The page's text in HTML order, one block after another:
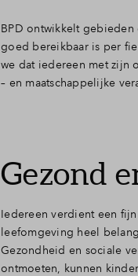
BPD ontwikkelt
goed bereikbaar is per
we dat iedereen met zijn
– en maatschappelijke
Gezond
Iedereen verdient een
leefomgeving heel
Gezondheid en sociale
ontmoeten, kunnen